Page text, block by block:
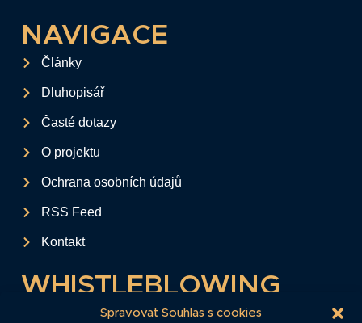
Spravovat Souhlas s cookies
NAVIGACE
Články
Dluhopisář
Časté dotazy
O projektu
Ochrana osobních údajů
RSS Feed
Kontakt
WHISTLEBLOWING
Tento formulář slouží k anonymnímu zaslání